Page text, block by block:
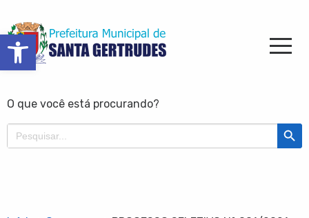
Barra de Ferramentas Aberta
O que você está procurando?
Search
for:
Search